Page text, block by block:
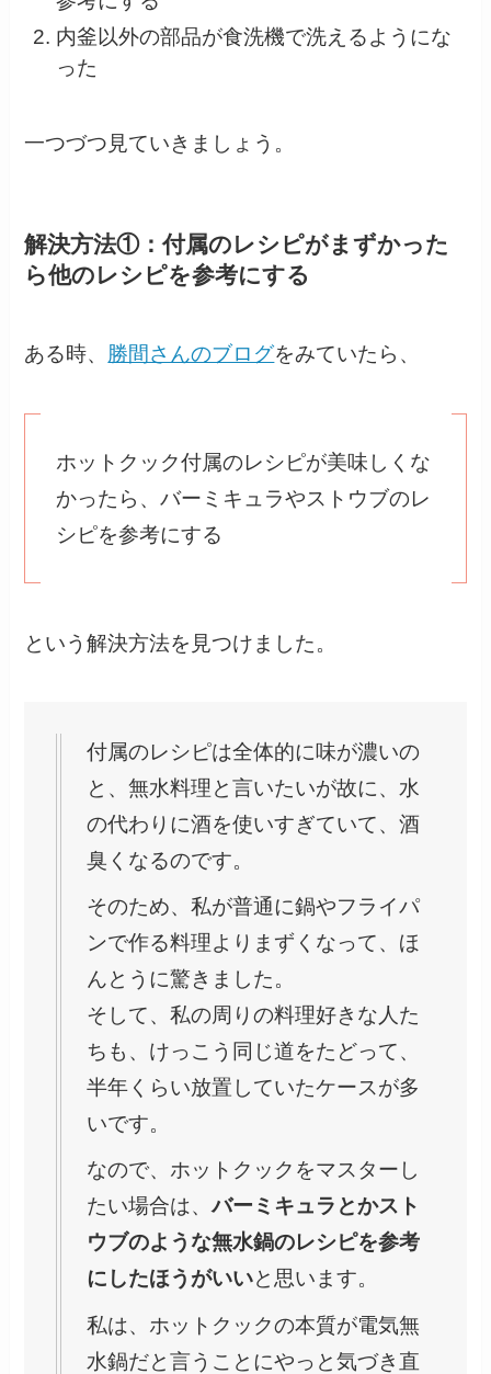
内釜以外の部品が食洗機で洗えるようにな
った
一つづつ見ていきましょう。
解決方法①：付属のレシピがまずかった
ら他のレシピを参考にする
ある時、 勝間さんのブログをみていたら、
ホットクック付属のレシピが美味しくな
かったら、バーミキュラやストウブのレ
シピを参考にする
という解決方法を見つけました。
付属のレシピは全体的に味が濃いの
と、無水料理と言いたいが故に、水
の代わりに酒を使いすぎていて、酒
臭くなるのです。
そのため、私が普通に鍋やフライパ
ンで作る料理よりまずくなって、ほ
んとうに驚きました。
そして、私の周りの料理好きな人た
ちも、けっこう同じ道をたどって、
半年くらい放置していたケースが多
いです。
なので、ホットクックをマスターし
たい場合は、バーミキュラとかスト
ウブのような無水鍋のレシピを参考
にしたほうがいいと思います。
私は、ホットクックの本質が電気無
水鍋だと言うことにやっと気づき直